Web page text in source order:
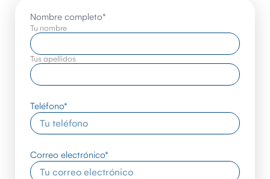
Nombre completo*
Tu nombre
Tus apellidos
Teléfono*
Correo electrónico*